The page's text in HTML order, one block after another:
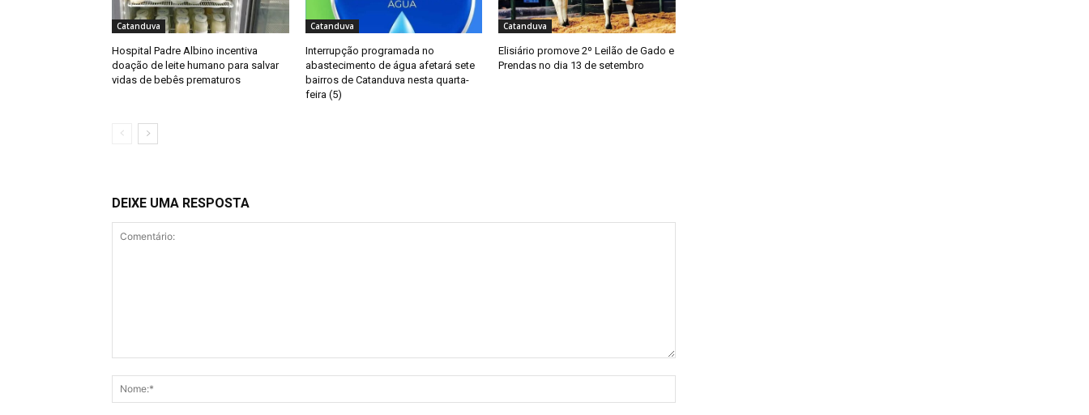
Catanduva
Hospital Padre Albino incentiva
doação de leite humano para salvar
vidas de bebês prematuros
Catanduva
Interrupção programada no
abastecimento de água afetará sete
bairros de Catanduva nesta quarta-
feira (5)
Catanduva
Elisiário promove 2º Leilão de Gado e
Prendas no dia 13 de setembro
DEIXE UMA RESPOSTA